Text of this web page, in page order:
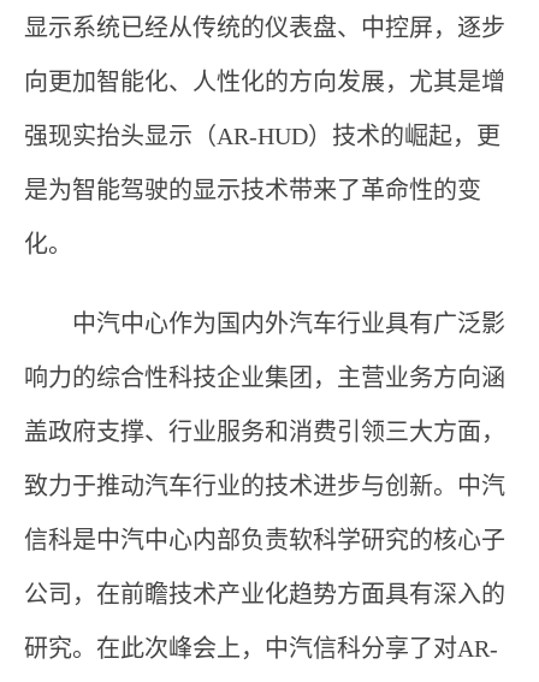
显示系统已经从传统的仪表盘、中控屏，逐步
向更加智能化、人性化的方向发展，尤其是增
强现实抬头显示（AR-HUD）技术的崛起，更
是为智能驾驶的显示技术带来了革命性的变
化。
中汽中心作为国内外汽车行业具有广泛影
响力的综合性科技企业集团，主营业务方向涵
盖政府支撑、行业服务和消费引领三大方面，
致力于推动汽车行业的技术进步与创新。中汽
信科是中汽中心内部负责软科学研究的核心子
公司，在前瞻技术产业化趋势方面具有深入的
研究。在此次峰会上，中汽信科分享了对AR-